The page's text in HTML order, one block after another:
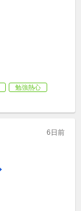
勉強熱心
6日前